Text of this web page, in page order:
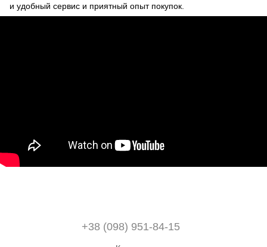
и удобный сервис и приятный опыт покупок.
+38 (098) 951-84-15